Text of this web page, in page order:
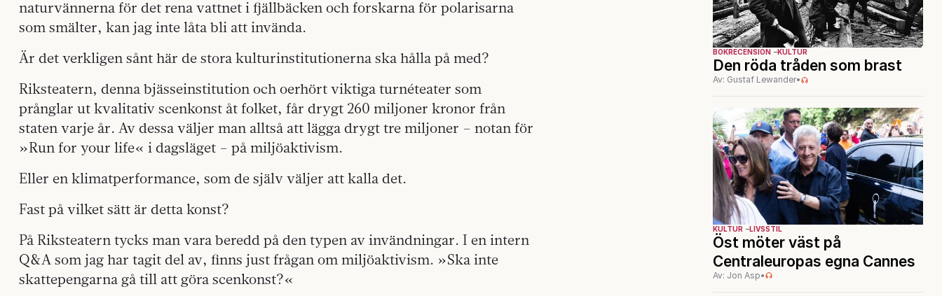
naturvännerna för det rena vattnet i fjällbäcken och forskarna för polarisarna
som smälter, kan jag inte låta bli att invända.
Är det verkligen sånt här de stora kulturinstitutionerna ska hålla på med?
Riksteatern, denna bjässeinstitution och oerhört viktiga turnéteater som
prånglar ut kvalitativ scenkonst åt folket, får drygt 260 miljoner kronor från
staten varje år. Av dessa väljer man alltså att lägga drygt tre miljoner – notan för
»Run for your life« i dagsläget – på miljöaktivism.
Eller en klimatperformance, som de själv väljer att kalla det.
Fast på vilket sätt är detta konst?
På Riksteatern tycks man vara beredd på den typen av invändningar. I en intern
Q&A som jag har tagit del av, finns just frågan om miljöaktivism. »Ska inte
skattepengarna gå till att göra scenkonst?«
BOKRECENSION KULTUR
Den röda tråden som brast
Av: Gustaf Lewander•
KULTUR LIVSSTIL
Öst möter väst på
Centraleuropas egna Cannes
Av: Jon Asp•